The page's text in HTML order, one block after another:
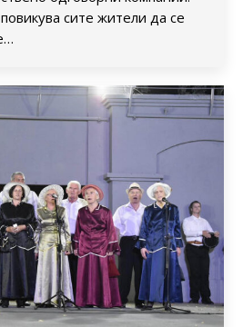
сите жители да се